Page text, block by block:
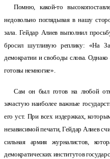
Помню, какой-то
недовольно поглядывая в нашу
зала. Гейдар Алиев выполнил
бросил шутливую реплику: «На
демократии и свободы слова.
готовы немногие».
Сам он был готов на любой
зачастую наиболее важные
его уст. При всех издержках,
независимой печати, Гейдар Алиев
сильная армия журналистов,
демократических институтов